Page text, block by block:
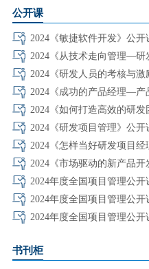
公开课
2024《敏捷软件开发》公
2024《研发项目管理》公
2024年度全国项目管理公开
2024年度全国项目管理公开
2024年度全国项目管理公开
书刊柜